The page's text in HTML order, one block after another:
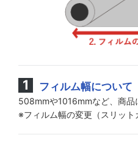
フィルム幅について
508mmや1016mmなど、商品
※フィルム幅の変更（スリット